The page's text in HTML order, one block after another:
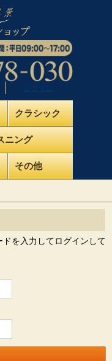
ログイン
クラシック
ニング
その他
を入力してログインして